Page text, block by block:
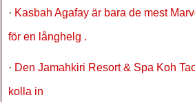
· Kasbah Agafay är bara de mest
för en långhelg .
· Den Jamahkiri Resort & Spa Koh
kolla in